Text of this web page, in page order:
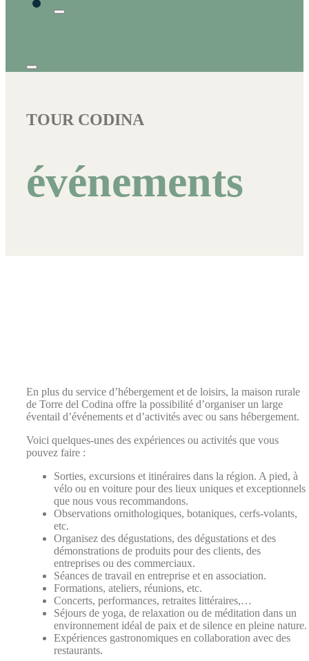
TOUR CODINA
événements
En plus du service d’hébergement et de loisirs, la maison rurale
de Torre del Codina offre la possibilité d’organiser un large
éventail d’événements et d’activités avec ou sans hébergement.
Voici quelques-unes des expériences ou activités que vous
pouvez faire :
Sorties, excursions et itinéraires dans la région. A pied, à
vélo ou en voiture pour des lieux uniques et exceptionnels
que nous vous recommandons.
Observations ornithologiques, botaniques, cerfs-volants,
etc.
Organisez des dégustations, des dégustations et des
démonstrations de produits pour des clients, des
entreprises ou des commerciaux.
Séances de travail en entreprise et en association.
Formations, ateliers, réunions, etc.
Concerts, performances, retraites littéraires,…
Séjours de yoga, de relaxation ou de méditation dans un
environnement idéal de paix et de silence en pleine nature.
Expériences gastronomiques en collaboration avec des
restaurants.